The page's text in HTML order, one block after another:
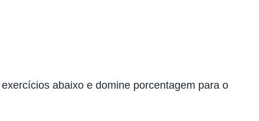
abaixo e domine porcentagem para o